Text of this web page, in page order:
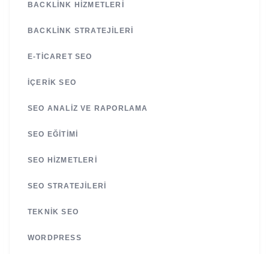
BACKLINK HIZMETLERI
BACKLINK STRATEJILERI
E-TICARET SEO
İÇERIK SEO
SEO ANALIZ VE RAPORLAMA
SEO EĞITIMI
SEO HIZMETLERI
SEO STRATEJILERI
TEKNIK SEO
WORDPRESS